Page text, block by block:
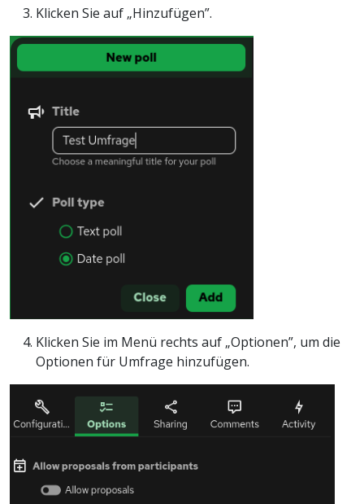
Klicken Sie auf „Hinzufügen”.
Klicken Sie im Menü rechts auf „Optionen”, um die
Optionen für Umfrage hinzufügen.